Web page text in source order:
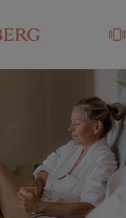
+43 3329 / 48833-0